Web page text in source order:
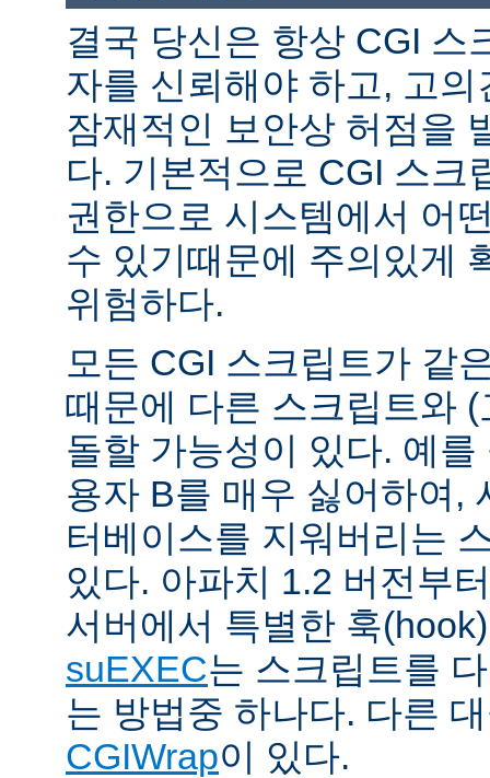
결국 당신은 항상 CGI 스
자를 신뢰해야 하고, 고
잠재적인 보안상 허점을
다. 기본적으로 CGI 스크
권한으로 시스템에서 어
수 있기때문에 주의있게
위험하다.
모든 CGI 스크립트가 같
때문에 다른 스크립트와
돌할 가능성이 있다. 예
용자 B를 매우 싫어하여,
터베이스를 지워버리는
있다. 아파치 1.2 버전부
서버에서 특별한 훅
suEXEC는 스크립트를
는 방법중 하나다. 다른
CGIWrap이 있다.